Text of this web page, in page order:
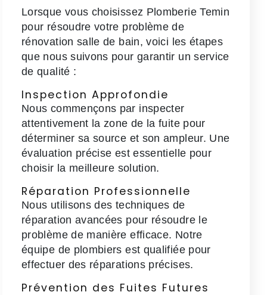
Lorsque vous choisissez Plomberie Temin
pour résoudre votre problème de
rénovation salle de bain, voici les étapes
que nous suivons pour garantir un service
de qualité :
Inspection Approfondie
Nous commençons par inspecter
attentivement la zone de la fuite pour
déterminer sa source et son ampleur. Une
évaluation précise est essentielle pour
choisir la meilleure solution.
Réparation Professionnelle
Nous utilisons des techniques de
réparation avancées pour résoudre le
problème de manière efficace. Notre
équipe de plombiers est qualifiée pour
effectuer des réparations précises.
Prévention des Fuites Futures